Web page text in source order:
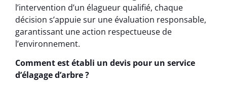
l’intervention d’un élagueur qualifié, chaque
décision s’appuie sur une évaluation responsable,
garantissant une action respectueuse de
l’environnement.
Comment est établi un devis pour un service
d’élagage d’arbre ?